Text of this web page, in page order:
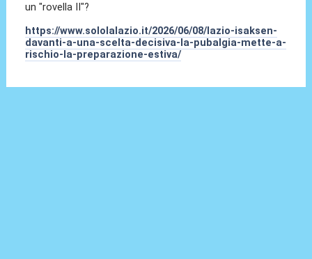
un "rovella II"?
https://www.sololalazio.it/2026/06/08/lazio-isaksen-
davanti-a-una-scelta-decisiva-la-pubalgia-mette-a-
rischio-la-preparazione-estiva/